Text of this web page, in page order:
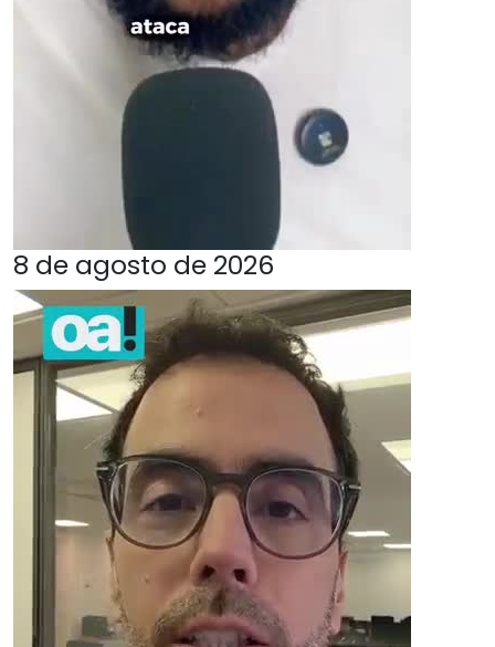
8 de agosto de 2026